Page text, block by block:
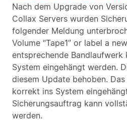
Nach dem Upgrade von
Collax Servers wurden
folgender Meldung
Volume “Tape1” or label a
entsprechende Bandlaufwerk
System eingehängt werden.
diesem Update behoben.
korrekt ins System
Sicherungsauftrag kann
werden.